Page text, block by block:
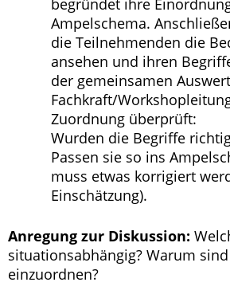
begründet ihre
Ampelschema.
die Teilnehmenden die
ansehen und ihren
der gemeinsamen
Fachkraft/
Zuordnung überprüft:
Wurden die Begriffe
Passen sie so ins
muss etwas korrigiert
Einschätzung).
Anregung zur Diskussion:
situationsabhängig? Warum
einzuordnen?